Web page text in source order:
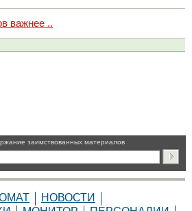
важнее ..
заимствованных материалов
НОВОСТИ